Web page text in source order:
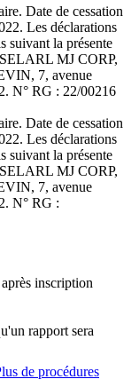
Date de cessation
Les déclarations
suivant la présente
MJ CORP,
7, avenue
N° RG : 22/00216
Date de cessation
Les déclarations
suivant la présente
MJ CORP,
7, avenue
N° RG :
inscription
rapport sera
de procédures